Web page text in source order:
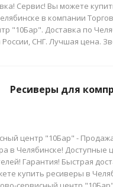
Сервис! Вы можете
в компании
"10Бар". Доставка по
России, СНГ. Лучшая цена.
Ресиверы для
центр "10Бар" -
в Челябинске! Доступные
Гарантия! Быстрая
купить ресиверы в